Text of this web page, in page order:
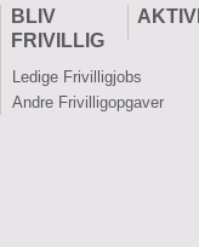
BLIV
FRIVILLIG
Ledige Frivilligjobs
Andre Frivilligopgaver